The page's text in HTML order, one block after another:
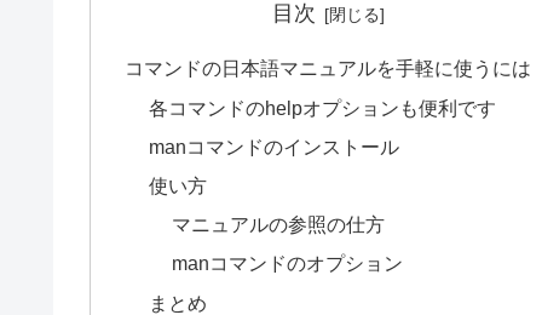
目次
コマンドの日本語マニュアルを手軽に使うには
各コマンドのhelpオプションも便利です
manコマンドのインストール
使い方
マニュアルの参照の仕方
manコマンドのオプション
まとめ